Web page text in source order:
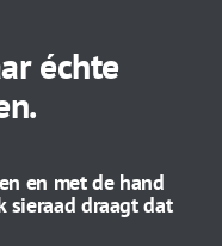
échte
en met de hand
sieraad draagt dat